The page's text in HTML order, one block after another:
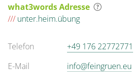
what3words Adresse
/// unter.heim.übung
Telefon
+49 176 22772771
E-Mail
info@feingruen.eu